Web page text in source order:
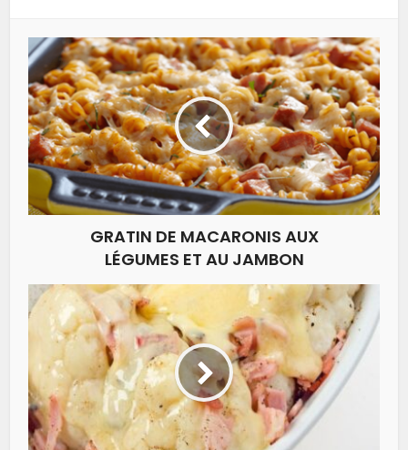
GRATIN DE MACARONIS AUX
LÉGUMES ET AU JAMBON